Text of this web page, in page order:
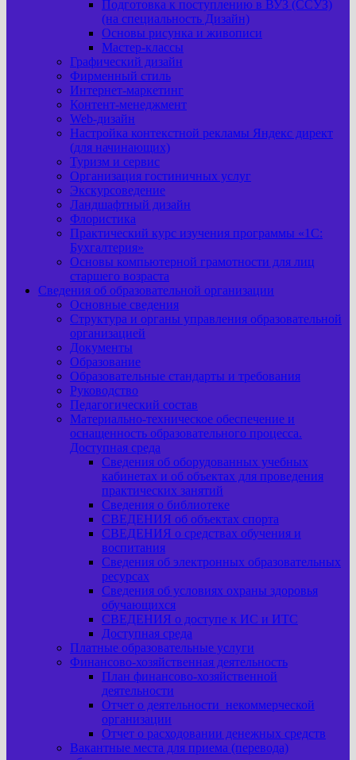
Подготовка к поступлению в ВУЗ (ССУЗ)
(на специальность Дизайн)
Основы рисунка и живописи
Мастер-классы
Графический дизайн
Фирменный стиль
Интернет-маркетинг
Контент-менеджмент
Web-дизайн
Настройка контекстной рекламы Яндекс директ
(для начинающих)
Туризм и сервис
Организация гостиничных услуг
Экскурсоведение
Ландшафтный дизайн
Флористика
Практический курс изучения программы «1С:
Бухгалтерия»
Основы компьютерной грамотности для лиц
старшего возраста
Сведения об образовательной организации
Основные сведения
Структура и органы управления образовательной
организацией
Документы
Образование
Образовательные стандарты и требования
Руководство
Педагогический состав
Материально-техническое обеспечение и
оснащенность образовательного процесса.
Доступная среда
Сведения об оборудованных учебных
кабинетах и об объектах для проведения
практических занятий
Сведения о библиотеке
СВЕДЕНИЯ об объектах спорта
СВЕДЕНИЯ о средствах обучения и
воспитания
Сведения об электронных образовательных
ресурсах
Сведения об условиях охраны здоровья
обучающихся
СВЕДЕНИЯ о доступе к ИС и ИТС
Доступная среда
Платные образовательные услуги
Финансово-хозяйственная деятельность
План финансово-хозяйственной
деятельности
Отчет о деятельности некоммерческой
организации
Отчет о расходовании денежных средств
Вакантные места для приема (перевода)